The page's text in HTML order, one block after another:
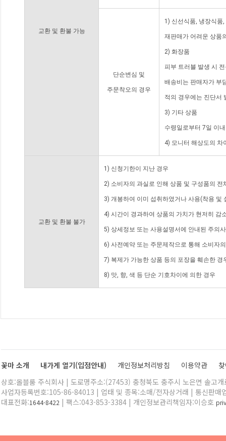
교환 및 환불 가능
단순변심 및
주문착오의 경우
1) 신선식품, 냉장식품
재판매가 어려운 상품
2) 화장품
피부 트러블 발생 시
배송비는 판매자가 부
적의 경우에는 진단서
3) 기타 상품
수령일로부터 7일 이
4) 모니터 해상도의 차
교환 및 환불 불가
1) 신청기한이 지난 경우
2) 소비자의 과실로 인해 상품 및 구성품의
3) 개봉하여 이미 섭취하였거나 사용(착용 및
4) 시간이 경과하여 상품의 가치가 현저히 감
5) 상세정보 또는 사용설명서에 안내된 주의
6) 사전예약 또는 주문제작으로 통해 소비자
7) 복제가 가능한 상품 등의 포장을 훼손한 경
8) 맛, 향, 색 등 단순 기호차이에 의한 경우
꽃마 소개 내가게 열기(입점안내) 개인정보처리방침 이용약관
상호:올블룸 주식회사 | 도로명주소:(27453) 충청북도 충주시 노은면 솔고
사업자등록번호:105-86-84013 | 업태 및 종목:소매/전자상거래 | 통신판매
대표전화:1644-8422 | 팩스:043-853-3384 | 개인정보관리책임자:이승호